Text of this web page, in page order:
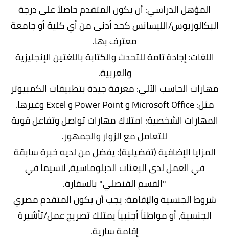
المؤهل الدراسي: أن يكون المتقدم حاصلاً على درجة
البكالوريوس/الليسانس كحد أدنى من أي كلية أو جامعة
معترف بها.
اللغات: إجادة تامة للتحدث والكتابة باللغتين الإنجليزية
والعربية.
مهارات الحاسب الآلي: معرفة جيدة بتطبيقات الكمبيوتر
مثل: Microsoft Office و Power Point و Excel وغيرها.
المهارات الشخصية: امتلاك مهارات تواصل وتفاعل قوية
للتعامل مع الزوار والجمهور.
المزايا الإضافية (تفضيلية): يفضل من لديه خبرة سابقة
في العمل لدى البعثات الدبلوماسية، لاسيما في
"القسم القنصلي" بالسفارة.
شروط الجنسية والإقامة: يجب أن يكون المتقدم مصري
الجنسية، أو مواطناً أجنبياً يمتلك تصريح عمل/تأشيرة
إقامة سارية.